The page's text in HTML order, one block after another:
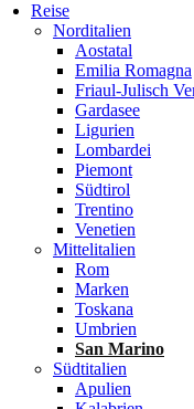
Reise
Norditalien
Aostatal
Emilia Romagna
Friaul-Julisch
Gardasee
Ligurien
Lombardei
Piemont
Südtirol
Trentino
Venetien
Mittelitalien
Rom
Marken
Toskana
Umbrien
San Marino
Südtitalien
Apulien